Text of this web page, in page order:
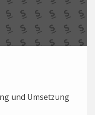
und Umsetzung